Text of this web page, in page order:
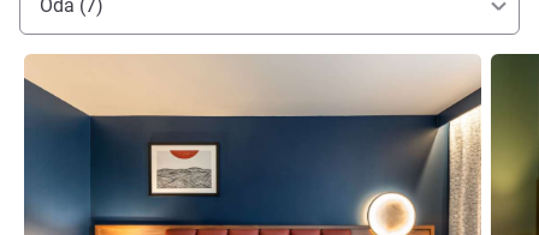
Oda (7)
Ayrıntıları göster